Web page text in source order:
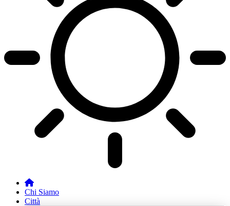
Chi Siamo
Città